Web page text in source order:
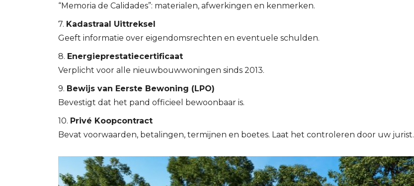
“Memoria de Calidades”: materialen, afwerkingen en kenmerken.
7. Kadastraal Uittreksel
Geeft informatie over eigendomsrechten en eventuele schulden.
8. Energieprestatiecertificaat
Verplicht voor alle nieuwbouwwoningen sinds 2013.
9. Bewijs van Eerste Bewoning (LPO)
Bevestigt dat het pand officieel bewoonbaar is.
10. Privé Koopcontract
Bevat voorwaarden, betalingen, termijnen en boetes. Laat het controleren door uw jurist.